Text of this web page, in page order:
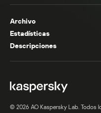
Archivo
Estadísticas
Descripciones
© 2026 AO Kaspersky Lab. Todos